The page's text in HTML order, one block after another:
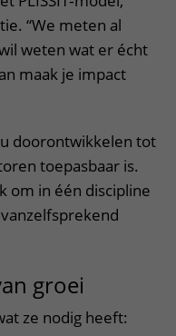
“We meten al
weten wat er écht
maak je impact
doorontwikkelen tot
toepasbaar is.
om in één discipline
groei
ze nodig heeft: